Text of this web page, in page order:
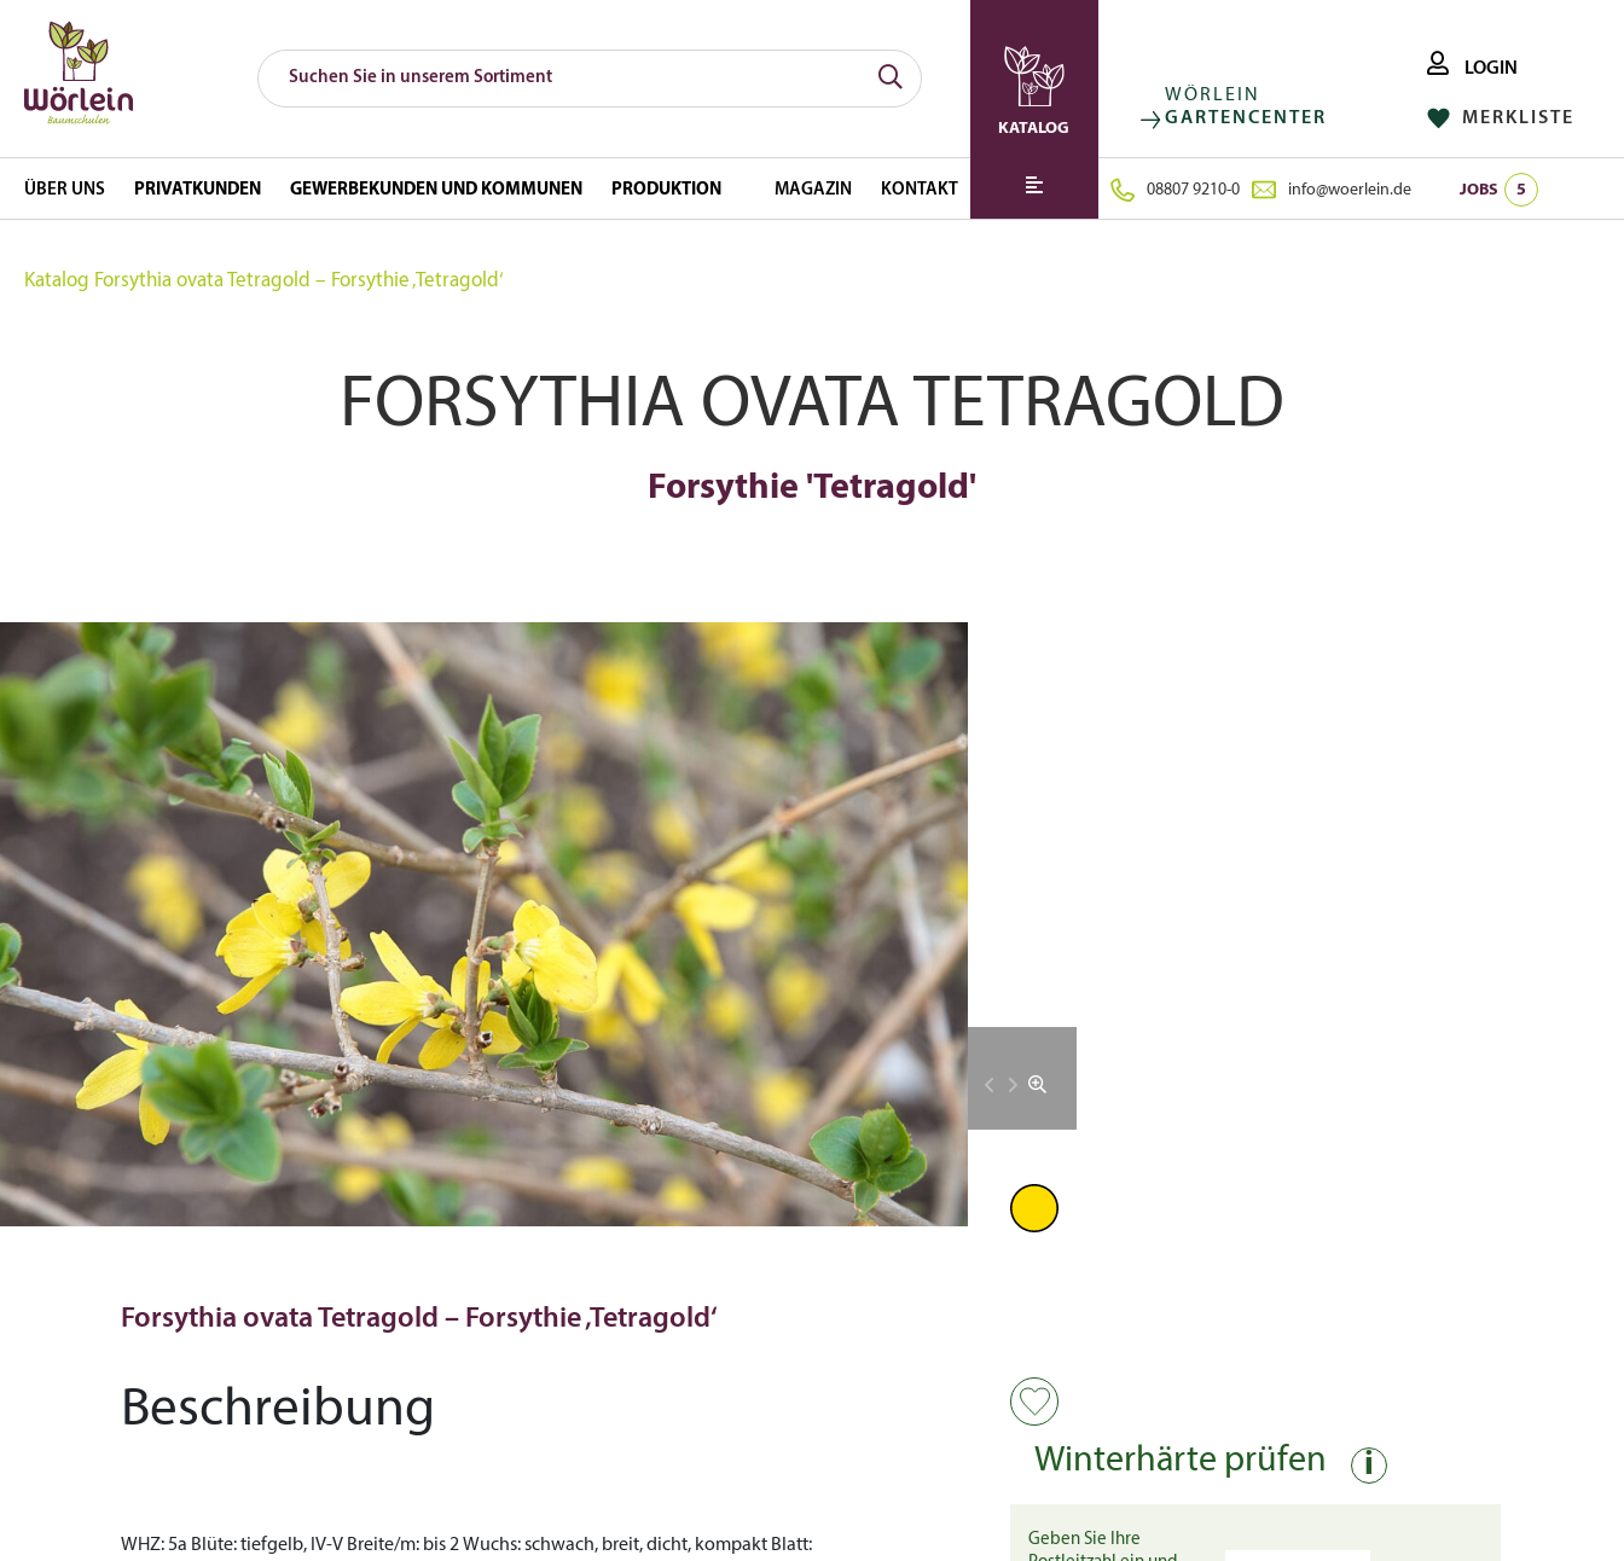
KATALOG
ÜBER UNS PRIVATKUNDEN GEWERBEKUNDEN UND KOMMUNEN PRODUKTION MAGAZIN KONTAKT
WÖRLEIN
GARTENCENTER
LOGIN
MERKLISTE
08807 9210-0 info@woerlein.de JOBS 5
FOLGE UNS AUF: INSTAGRAM FACEBOOK
Katalog Forsythia ovata Tetragold – Forsythie ‚Tetragold‘
FORSYTHIA OVATA TETRAGOLD
Forsythie 'Tetragold'
Forsythia ovata Tetragold – Forsythie ‚Tetragold‘
Beschreibung
WHZ:5a Blüte:tiefgelb, IV-V Breite/m: bis 2Wuchs:schwach, breit, dicht, kompakt Blatt:
Winterhärte prüfen i
Geben Sie Ihre